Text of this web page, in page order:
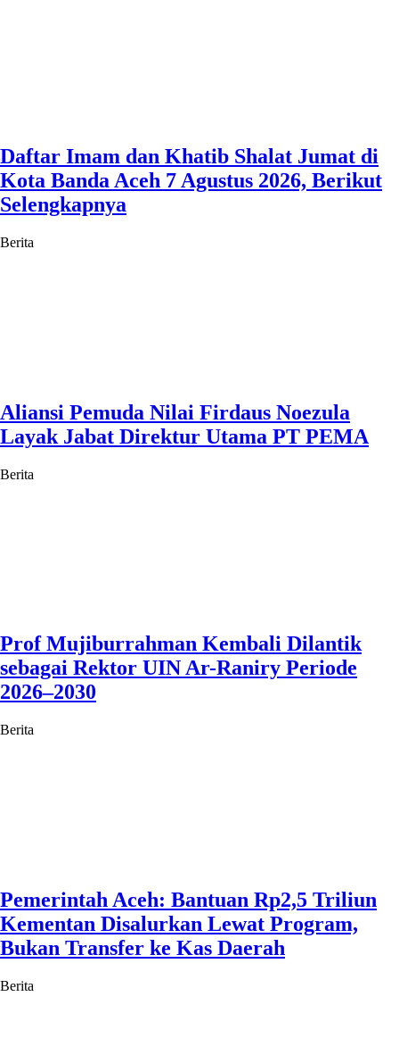
Daftar Imam dan Khatib Shalat Jumat di
Kota Banda Aceh 7 Agustus 2026, Berikut
Selengkapnya
Berita
Aliansi Pemuda Nilai Firdaus Noezula
Layak Jabat Direktur Utama PT PEMA
Berita
Prof Mujiburrahman Kembali Dilantik
sebagai Rektor UIN Ar-Raniry Periode
2026–2030
Berita
Pemerintah Aceh: Bantuan Rp2,5 Triliun
Kementan Disalurkan Lewat Program,
Bukan Transfer ke Kas Daerah
Berita